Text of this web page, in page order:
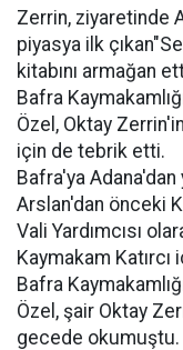
Zerrin, ziyaretinde
piyasya ilk
kitabını armağan
Bafra
Özel, Oktay
için de tebrik etti.
Bafra'ya
Arslan'dan önceki
Vali Yardımcısı
Kaymakam
Bafra
Özel, şair Oktay
gecede okumuştu.